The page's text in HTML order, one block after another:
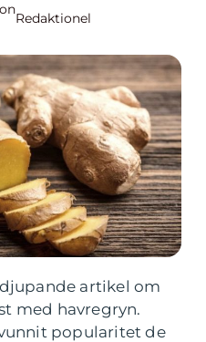
Redaktionel
artikel om
med havregryn.
popularitet de